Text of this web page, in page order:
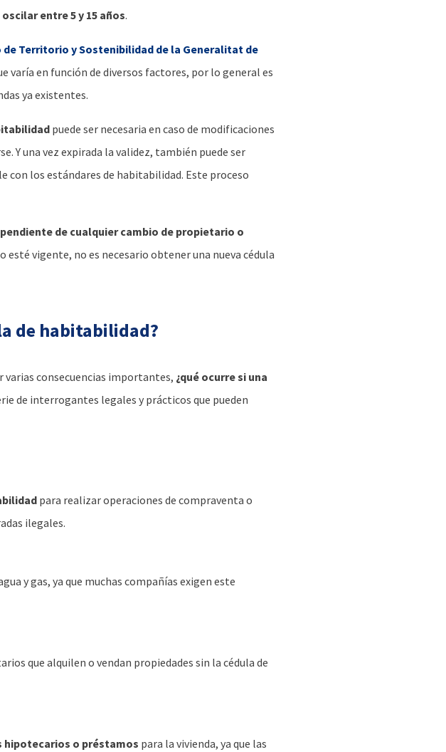
oscilar entre 5 y 15 años.
Territorio y Sostenibilidad de la Generalitat de
varía en función de diversos factores, por lo general es
ya existentes.
puede ser necesaria en caso de modificaciones
Y una vez expirada la validez, también puede ser
con los estándares de habitabilidad. Este proceso
de cualquier cambio de propietario o
vigente, no es necesario obtener una nueva cédula
de habitabilidad?
varias consecuencias importantes, ¿qué ocurre si una
de interrogantes legales y prácticos que pueden
para realizar operaciones de compraventa o
ilegales.
y gas, ya que muchas compañías exigen este
que alquilen o vendan propiedades sin la cédula de
hipotecarios o préstamos para la vivienda, ya que las